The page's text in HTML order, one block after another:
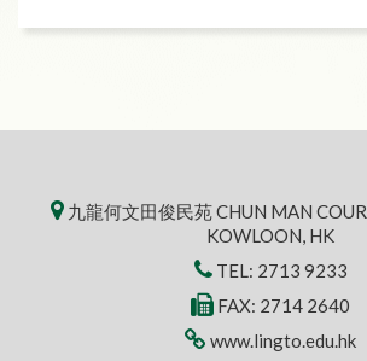
九龍何文田俊民苑 CHUN MAN
KOWLOON, HK
TEL: 2713 9233
FAX: 2714 2640
www.lingto.edu.hk